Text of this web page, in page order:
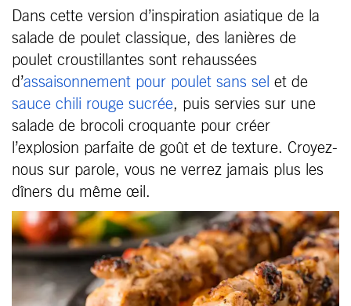
Dans cette version d’inspiration asiatique de la
salade de poulet classique, des lanières de
poulet croustillantes sont rehaussées
d’assaisonnement pour poulet sans sel et de
sauce chili rouge sucrée, puis servies sur une
salade de brocoli croquante pour créer
l’explosion parfaite de goût et de texture. Croyez-
nous sur parole, vous ne verrez jamais plus les
dîners du même œil.